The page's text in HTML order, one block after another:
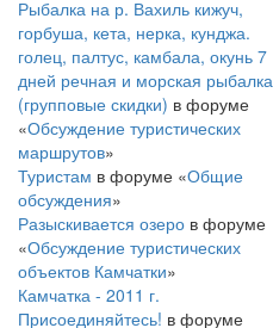
Рыбалка на р. Вахиль кижуч,
горбуша, кета, нерка, кунджа.
голец, палтус, камбала, окунь 7
дней речная и морская рыбалка
(групповые скидки) в форуме
«Обсуждение туристических
маршрутов»
Туристам в форуме «Общие
обсуждения»
Разыскивается озеро в форуме
«Обсуждение туристических
объектов Камчатки»
Камчатка - 2011 г.
Присоединяйтесь! в форуме